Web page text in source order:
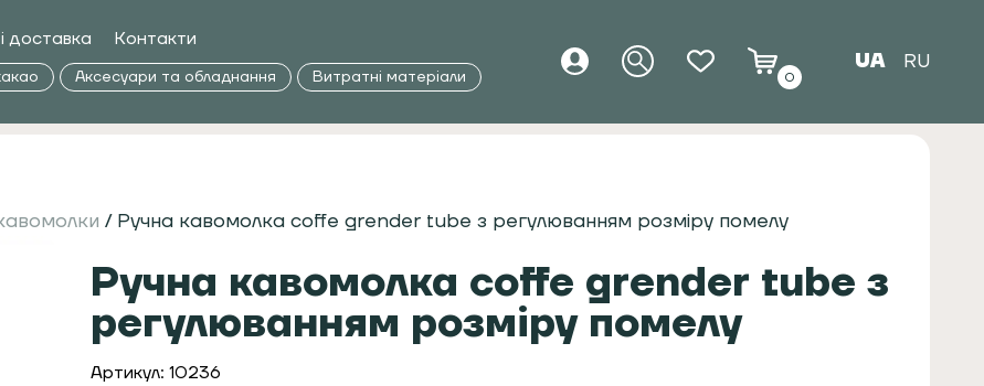
доставка Контакти
Аксесуари та обладнання Витратні матеріали 0
UA RU
/ Ручна кавомолка coffe grender tube з регулюванням розміру помелу
Ручна кавомолка coffe grender tube з
регулюванням розміру помелу
Артикул: 10236